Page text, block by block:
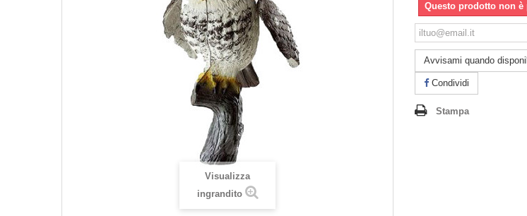
Visualizza
ingrandito
Questo prodotto non
Avvisami quando
Condividi
Stampa